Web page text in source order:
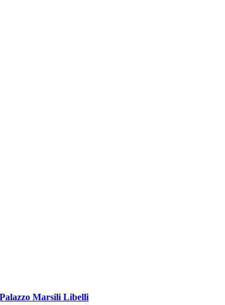
Marsili Libelli